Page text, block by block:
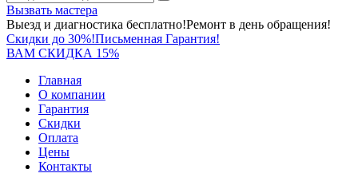
Вызвать мастера
Выезд и диагностика бесплатно!Ремонт в день обращения!
Скидки до 30%!Письменная Гарантия!
ВАМ СКИДКА 15%
Главная
О компании
Гарантия
Скидки
Оплата
Цены
Контакты